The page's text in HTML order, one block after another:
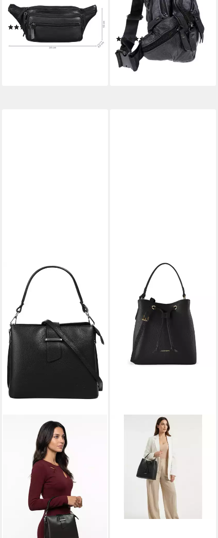
Gürteltasche Echtleder
Bauchtasche
(10)
49,97 €
-17%
Bauchtasche für Herren
Damen Schwarz Braun (1 tlg),
Waistbag Hüfttasche Waist
Bag
(36)
24,95 € UVP39,95 €
-38%
lieferbar - in 2-3 Werktagen bei dir